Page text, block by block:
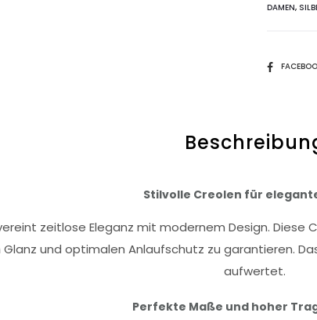
DAMEN,
SHARE
Stilvolle Creolen für
vereint zeitlose Eleganz mit modernem Design.
und optimalen Anlaufschutz zu garantieren.
aufwertet.
Perfekte Maße und hoher